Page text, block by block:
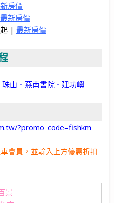
房價
最新房價
| 最新房價
山．燕南書院．建功嶼
?promo_code=fishkm
會員，並輸入上方優惠折扣